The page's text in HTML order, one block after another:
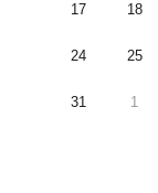
17 18
24 25
31 1